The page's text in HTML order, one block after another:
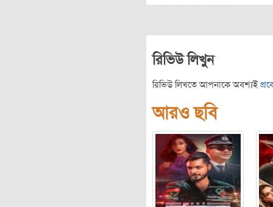
রিভিউ লিখুন
রিভিউ লিখতে আপনাকে অবশ্যই
আরও ছবি